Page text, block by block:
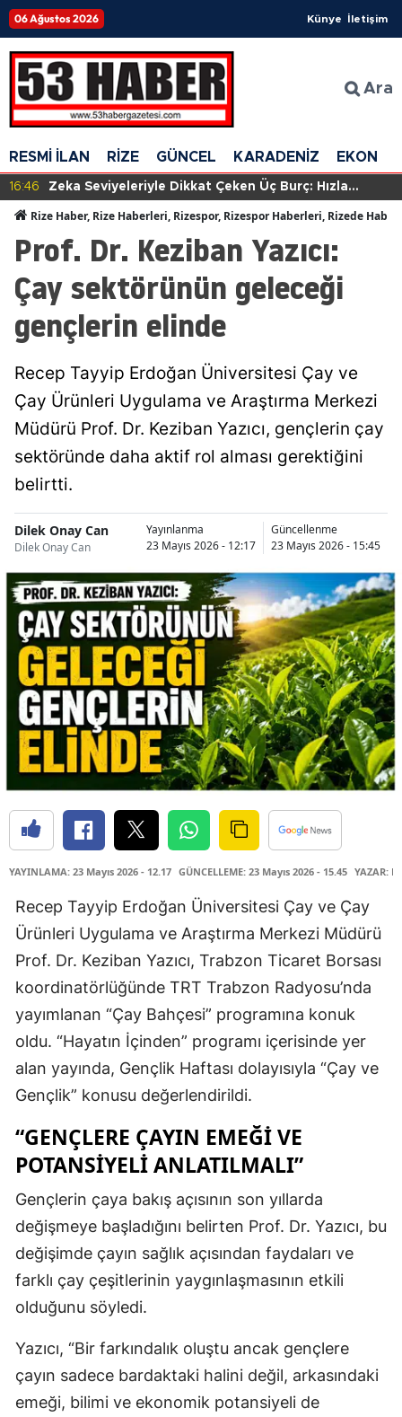
06 Ağustos 2026 Künye İletişim
Ara
RESMİ İLAN RİZE GÜNCEL KARADENİZ
16:46
Zeka Seviyeleriyle Dikkat Çeken Üç Burç: Hızla
Rize Haber, Rize Haberleri, Rizespor, Rizespor Haberleri, Rizede
Prof. Dr. Keziban Yazıcı:
Çay sektörünün geleceği
gençlerin elinde
Recep Tayyip Erdoğan Üniversitesi Çay ve
Çay Ürünleri Uygulama ve Araştırma Merkezi
Müdürü Prof. Dr. Keziban Yazıcı, gençlerin çay
sektöründe daha aktif rol alması gerektiğini
belirtti.
Dilek Onay Can
Dilek Onay Can
Yayınlanma
23 Mayıs 2026 - 12:17
Güncellenme
23 Mayıs 2026 - 15:45
YAYINLAMA: 23 Mayıs 2026 - 12.17 GÜNCELLEME: 23 Mayıs 2026 - 15.45 YAZAR:
Recep Tayyip Erdoğan Üniversitesi Çay ve Çay
Ürünleri Uygulama ve Araştırma Merkezi Müdürü
Prof. Dr. Keziban Yazıcı, Trabzon Ticaret Borsası
koordinatörlüğünde TRT Trabzon Radyosu’nda
yayımlanan “Çay Bahçesi” programına konuk
oldu. “Hayatın İçinden” programı içerisinde yer
alan yayında, Gençlik Haftası dolayısıyla “Çay ve
Gençlik” konusu değerlendirildi.
“GENÇLERE ÇAYIN EMEĞİ VE
POTANSİYELİ ANLATILMALI”
Gençlerin çaya bakış açısının son yıllarda
değişmeye başladığını belirten Prof. Dr. Yazıcı, bu
değişimde çayın sağlık açısından faydaları ve
farklı çay çeşitlerinin yaygınlaşmasının etkili
olduğunu söyledi.
Yazıcı, “Bir farkındalık oluştu ancak gençlere
çayın sadece bardaktaki halini değil, arkasındaki
emeği, bilimi ve ekonomik potansiyeli de